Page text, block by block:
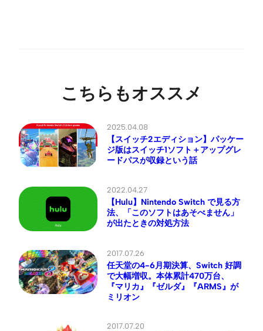
こちらもオススメ
2025.04.08
【スイッチ2エディション】パッケー
ジ版はスイッチ1ソフト＋アップグレ
ードパスが収録という話
2022.04.27
【Hulu】Nintendo Switch で見る方
法、「このソフトはあそべません」
が出たときの対処方法
2017.07.26
任天堂の4-6月期決算、Switch 好調
で大幅増収。本体累計470万台、
『マリカ』『ゼルダ』『ARMS』が
ミリオン
2017.07.20